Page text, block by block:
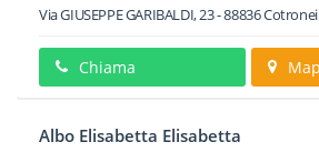
Via GIUSEPPE GARIBALDI, 23-88836Cotronei
Chiama
Albo Elisabetta Elisabetta